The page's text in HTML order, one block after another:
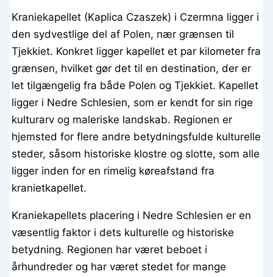
Kraniekapellet (Kaplica Czaszek) i Czermna ligger i
den sydvestlige del af Polen, nær grænsen til
Tjekkiet. Konkret ligger kapellet et par kilometer fra
grænsen, hvilket gør det til en destination, der er
let tilgængelig fra både Polen og Tjekkiet. Kapellet
ligger i Nedre Schlesien, som er kendt for sin rige
kulturarv og maleriske landskab. Regionen er
hjemsted for flere andre betydningsfulde kulturelle
steder, såsom historiske klostre og slotte, som alle
ligger inden for en rimelig køreafstand fra
kranietkapellet.
Kraniekapellets placering i Nedre Schlesien er en
væsentlig faktor i dets kulturelle og historiske
betydning. Regionen har været beboet i
århundreder og har været stedet for mange